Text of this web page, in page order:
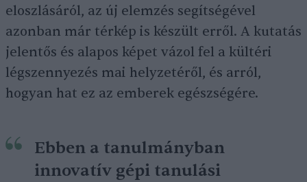
eloszlásáról, az új elemzés segítségével
azonban már térkép is készült erről. A kutatás
jelentős és alapos képet vázol fel a kültéri
légszennyezés mai helyzetéről, és arról,
hogyan hat ez az emberek egészségére.
Ebben a tanulmányban
innovatív gépi tanulási